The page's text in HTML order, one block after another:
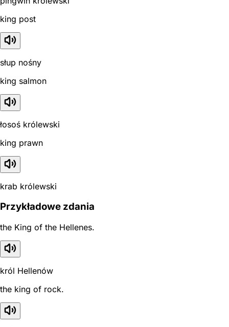
king post
słup nośny
king salmon
łosoś królewski
king prawn
krab królewski
Przykładowe zdania
the King of the Hellenes.
król Hellenów
the king of rock.